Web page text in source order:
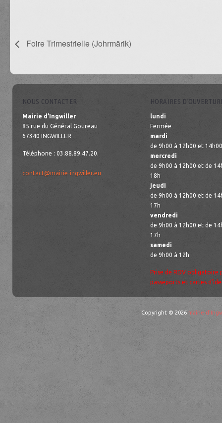
Foire Trimestrielle (Johrmärik)
NOUS CONTACTER
Mairie d’Ingwiller
85 rue du Général Goureau
67340 INGWILLER
Téléphone : 03.88.89.47.20.
contact@mairie-ingwiller.eu
HORAIRES
lundi
Fermée
mardi
de 9h00 à 12h00 et
mercredi
de 9h00 à 12h00 et de
18h
jeudi
de 9h00 à 12h00 et de
17h
vendredi
de 9h00 à 12h00 et de
17h
samedi
de 9h00 à 12h
Prise de RDV obligatoire
passeports et cartes
Copyright © 2026 mairie